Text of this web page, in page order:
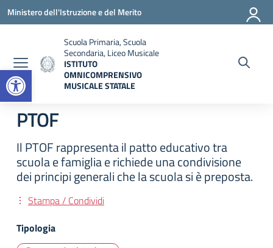
Open toolbar
Vai ai contenuti
Vai al menu di navigazione
Vai al footer
Ministero dell'Istruzione e del Merito
Scuola Primaria, Scuola
Secondaria, Liceo Musicale
ISTITUTO
OMNICOMPRENSIVO
MUSICALE STATALE
PTOF
Il PTOF rappresenta il patto educativo tra
scuola e famiglia e richiede una condivisione
dei principi generali che la scuola si è preposta.
Stampa / Condividi
Tipologia